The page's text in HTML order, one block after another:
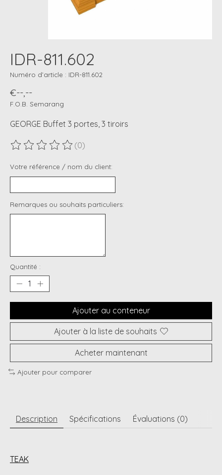
IDR-811.602
Numéro d’article : IDR-811.602
€--,--
F.O.B. Semarang
GEORGE Buffet 3 portes, 3 tiroirs
Ce produit est évalué à
(0)
Votre référence / nom du client:
Remarques ou souhaits particuliers:
Quantité :
Ajouter au conteneur
Ajouter à la liste de souhaits
Acheter maintenant
Ajouter pour comparer
Description Spécifications Évaluations (0)
TEAK